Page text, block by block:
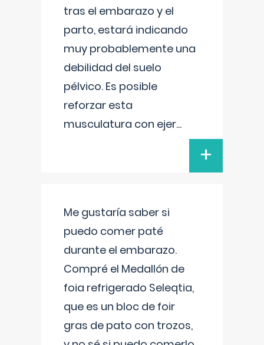
tras el embarazo y el
parto, estará indicando
muy probablemente una
debilidad del suelo
pélvico. Es posible
reforzar esta
musculatura con ejer...
+
Me gustaría saber si
puedo comer paté
durante el embarazo.
Compré el Medallón de
foia refrigerado Seleqtia,
que es un bloc de foir
gras de pato con trozos,